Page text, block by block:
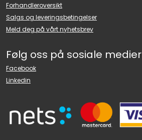
Forhandleroversikt
Salgs og leveringsbetingelser
Meld deg på vårt nyhetsbrev
Følg oss på sosiale medier
Facebook
Linkedin